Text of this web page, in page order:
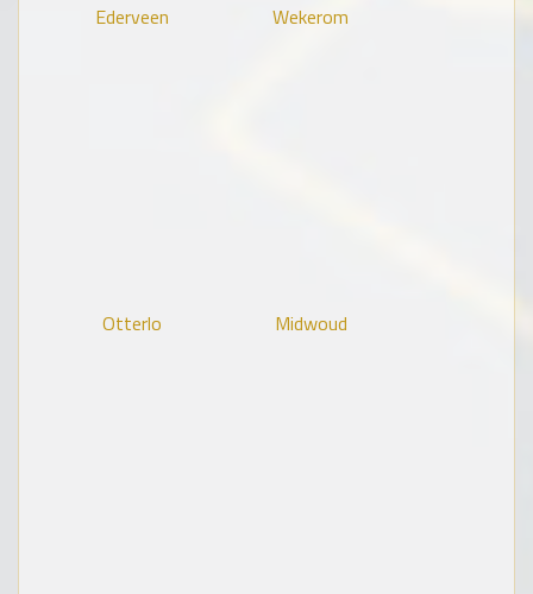
Ederveen Wekerom
Otterlo Midwoud